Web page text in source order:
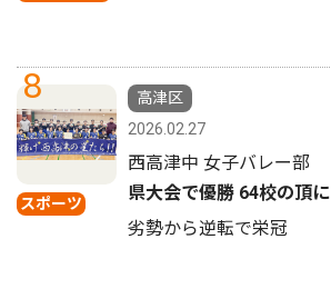
8
スポーツ
高津区
2026.02.27
西高津中 女子バレー部
県大会で優勝 64校の頂に
劣勢から逆転で栄冠